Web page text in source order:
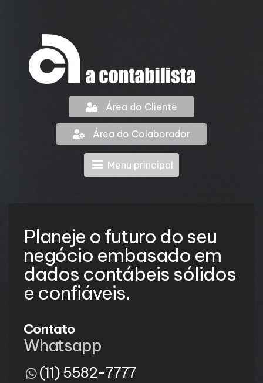
Área do Cliente
Área do Colaborador
Menu principal
Planeje o futuro do seu
negócio embasado em
dados contábeis sólidos
e confiáveis.
Contato
Whatsapp
(11) 5582-7777